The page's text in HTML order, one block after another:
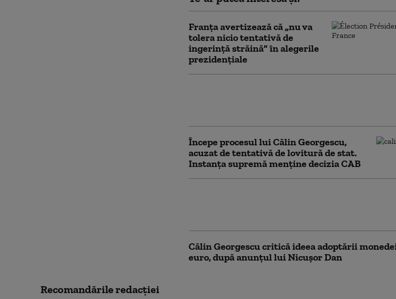
Franţa avertizează că „nu va
tolera nicio tentativă de
ingerinţă străină” în alegerile
prezidenţiale
Începe procesul lui Călin Georgescu,
acuzat de tentativă de lovitură de stat.
Instanța supremă menține decizia CAB
Călin Georgescu critică ideea adoptării
euro, după anunțul lui Nicușor Dan
Recomandările redacţiei